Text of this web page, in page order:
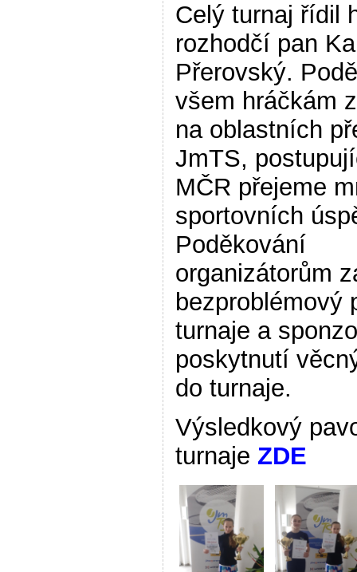
Celý turnaj řídil
rozhodčí pan
Přerovský.
všem hráčkám
na oblastních
JmTS,
MČR přejeme
sportovních
Poděkování
organizátorům
bezproblémový
turnaje a
poskytnutí
do turnaje.
Výsledkový
turnaje ZDE